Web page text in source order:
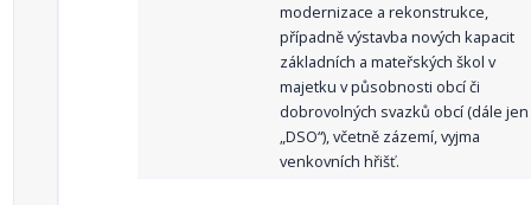
modernizace a rekonstrukce,
případně výstavba nových kapacit
základních a mateřských škol v
majetku v působnosti obcí či
dobrovolných svazků obcí (dále jen
„DSO“), včetně zázemí, vyjma
venkovních hřišť.